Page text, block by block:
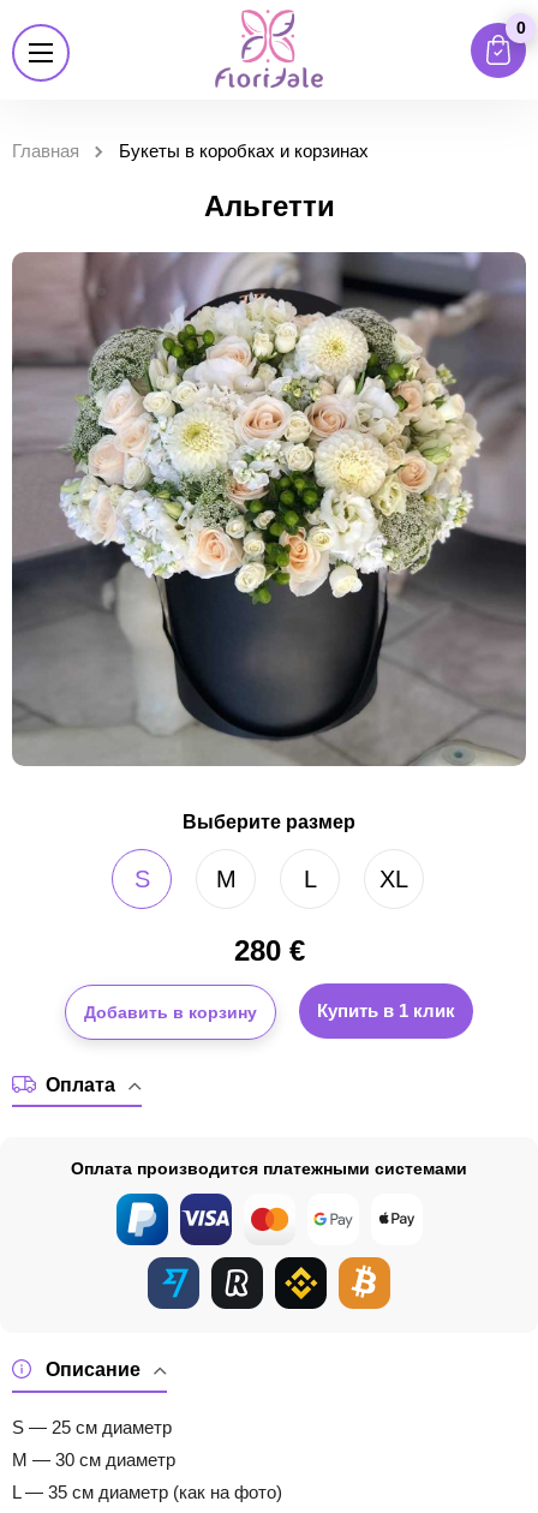
0
Главная Букеты в коробках и корзинах
Альгетти
Выберите размер
S M L XL
280€
Добавить в корзину Купить в 1 клик
Описание
S — 25 см диаметр
M — 30 см диаметр
L — 35 см диаметр (как на фото)
Оплата
Оплата производится платежными системами